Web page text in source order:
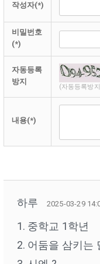
작성자(*)
비밀번호
(*)
자동등록
방지
(자동등록방
내용(*)
하루 2025-03-29
1. 중학교 1학년
2. 어둠을 삼키는